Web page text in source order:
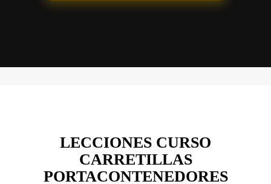
LECCIONES CURSO
CARRETILLAS
PORTACONTENEDORES